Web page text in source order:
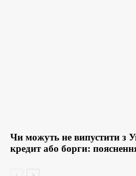
Чи можуть не випустити з
кредит або борги: